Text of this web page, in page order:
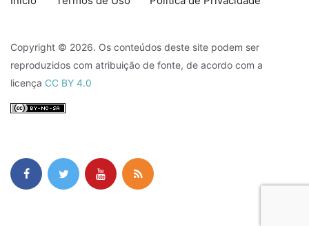
Copyright © 2026. Os conteúdos deste site podem ser
reproduzidos com atribuição de fonte, de acordo com a
licença CC BY 4.0